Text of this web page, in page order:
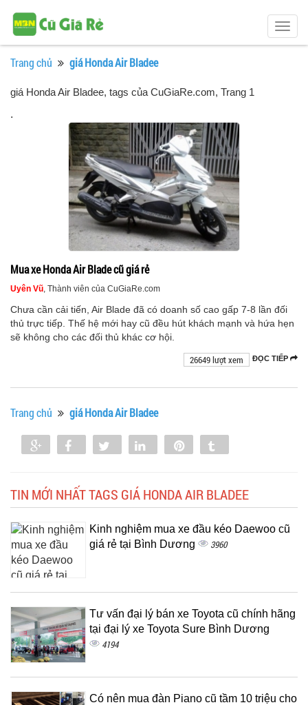
Trang chủ giá Honda Air Bladee
giá Honda Air Bladee, tags của CuGiaRe.com, Trang 1
.
Mua xe Honda Air Blade cũ giá rẻ
Uyên Vũ, Thành viên của CuGiaRe.com
Chưa cần cải tiến, Air Blade đã có doanh số cao gấp 7-8 lần đối
thủ trực tiếp. Thế hệ mới hay cũ đều hút khách mạnh và hứa hẹn
sẽ không cho các đối thủ khác cơ hội.
ĐỌC TIẾP
26649 lượt xem
Trang chủ giá Honda Air Bladee
Share Share Tweet Share
TIN MỚI NHẤT TAGS GIÁ HONDA AIR BLADEE
Kinh nghiệm mua xe đầu kéo Daewoo cũ
giá rẻ tại Bình Dương
3960
Tư vấn đại lý bán xe Toyota cũ chính hãng
tại đại lý xe Toyota Sure Bình Dương
4194
Có nên mua đàn Piano cũ tầm 10 triệu cho